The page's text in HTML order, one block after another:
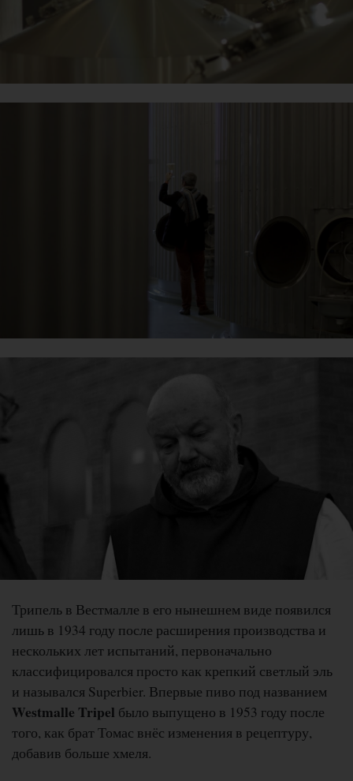
Трипель в Вестмалле в его нынешнем виде появился
лишь в 1934 году после расширения производства и
нескольких лет испытаний, первоначально
классифицировался просто как крепкий светлый эль
и назывался Superbier. Впервые пиво под названием
Westmalle Tripel было выпущено в 1953 году после
того, как брат Томас внёс изменения в рецептуру,
добавив больше хмеля.